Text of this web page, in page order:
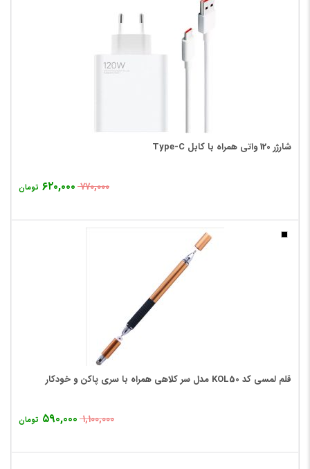
شارژر 120 واتی همراه با کابل Type-C
۷۷۰,۰۰۰ ۶۲۰,۰۰۰ تومان
قلم لمسی کد KOL50 مدل سر کلاهی همراه با سری پاکن و خودکار
۱,۱۰۰,۰۰۰ ۵۹۰,۰۰۰ تومان